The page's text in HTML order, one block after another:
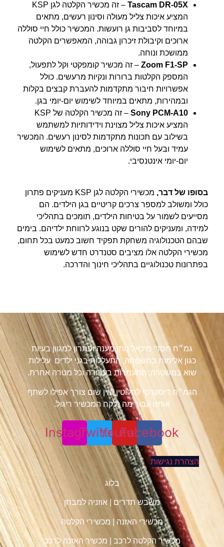
Tascam DR-05X
– זה מכשיר הקלטה לגן KSP
המציע איכות צליל מעולה וסינון רעשים, מתאים
במיוחד לסביבות גן רועשות. המכשיר כולל חיי סוללה
ארוכים וקיבולת זיכרון גבוהה, המאפשרים הקלטה
ממושכת ונוחה.
Zoom F1-SP – זה מכשיר קומפקטי וקל לתפעול,
המספק הקלטות ברורות ונקיות מרעשים. כולל
אפשרויות חיבור מתקדמות להעברת קבצים בקלות
ובמהירות, מתאים במיוחד לשימוש יום-יומי בגן.
Sony PCM-A10
– זה מכשיר הקלטה של KSP
המציע איכות צליל מצוינת וידידותיות למשתמש
בשילוב עם תכונות מתקדמות לסינון רעשים. המכשיר
עמיד ובעל חיי סוללה ארוכים, מתאים לשימוש
יום-יומי אינטנסיבי.
בסופו של דבר,
מכשירי הקלטה לגן KSP מעניקים פתרון
כולל ומשולב למספר צרכים קריטיים בגן הילדים. הם
מסייעים לשמור על בטיחות הילדים, תומכים בתהליכי
למידה, ומעניקים להורים שקט בנוגע לרווחת ילדיהם. בימים
שבהם הטכנולוגיה משחקת תפקיד חשוב כמעט בכל תחום,
מכשירי הקלטה אלו מציבים סטנדרט חדש לשימוש
בפתרונות טכנולוגיים בתהליכי חינוך והדרכה.
גמ״ח חסדי מיכאל נותן מענה ופתרון למגוון בעיות
כגון אלימות במשפחה, התעללות בגני ילדים עלילות
שוא במשטרה, התעמרות בעבודה וכל מטרה אחרת.
הגמ״ח דיסקרטי לחלוטין ואין שום צורך אפילו לשתף
אותנו עבור מה נלקח המכשיר ריגול.
Facebook
Youtube
Twitter
Instagram
הצהרת נגישות
בלוג
משבש תדרים אוזניה למבחן
מכשירי האזנה| מכשירי הקלטה
מכשיר הקלטה לרכב מכשיר האזנה לרכב